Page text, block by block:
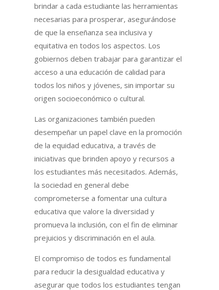
brindar a cada estudiante las herramientas
necesarias para prosperar, asegurándose
de que la enseñanza sea inclusiva y
equitativa en todos los aspectos. Los
gobiernos deben trabajar para garantizar el
acceso a una educación de calidad para
todos los niños y jóvenes, sin importar su
origen socioeconómico o cultural.
Las organizaciones también pueden
desempeñar un papel clave en la promoción
de la equidad educativa, a través de
iniciativas que brinden apoyo y recursos a
los estudiantes más necesitados. Además,
la sociedad en general debe
comprometerse a fomentar una cultura
educativa que valore la diversidad y
promueva la inclusión, con el fin de eliminar
prejuicios y discriminación en el aula.
El compromiso de todos es fundamental
para reducir la desigualdad educativa y
asegurar que todos los estudiantes tengan